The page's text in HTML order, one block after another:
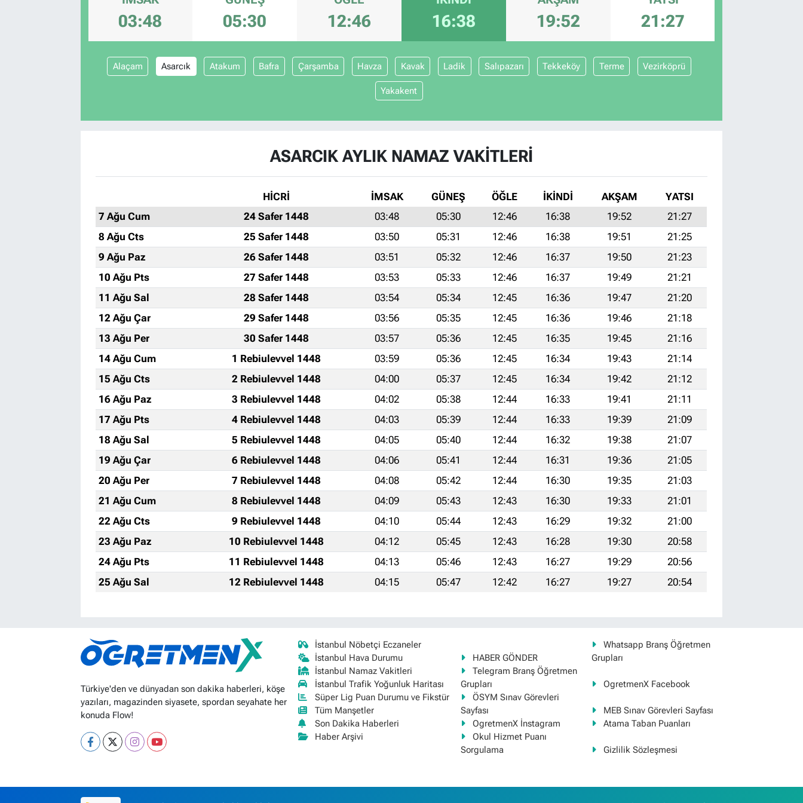
03:48 05:30 12:46 16:38 19:52 21:27
Alaçam Asarcık Atakum Bafra Çarşamba Havza Kavak Ladik Salıpazarı Tekkeköy Terme Vezirköprü
Yakakent
ASARCIK AYLIK NAMAZ VAKITLERI
HİCRİ İMSAK GÜNEŞ ÖĞLE İKINDI AKŞAM
YATSI
7 Ağu Cum
24 Safer 1448 03:48 05:30 12:46 16:38 19:52
21:27
8 Ağu Cts
25 Safer 1448 03:50 05:31 12:46 16:38 19:51
21:25
9 Ağu Paz
26 Safer 1448 03:51 05:32 12:46 16:37 19:50
21:23
10 Ağu Pts
27 Safer 1448 03:53 05:33 12:46 16:37 19:49
21:21
11 Ağu Sal
28 Safer 1448 03:54 05:34 12:45 16:36 19:47
21:20
12 Ağu Çar
29 Safer 1448 03:56 05:35 12:45 16:36 19:46
21:18
13 Ağu Per
30 Safer 1448 03:57 05:36 12:45 16:35 19:45
21:16
14 Ağu Cum
1 Rebiulevvel 1448 03:59 05:36 12:45 16:34 19:43
21:14
15 Ağu Cts
2 Rebiulevvel 1448 04:00 05:37 12:45 16:34 19:42
21:12
16 Ağu Paz
3 Rebiulevvel 1448 04:02 05:38 12:44 16:33 19:41
21:11
17 Ağu Pts
4 Rebiulevvel 1448 04:03 05:39 12:44 16:33 19:39
21:09
18 Ağu Sal
5 Rebiulevvel 1448 04:05 05:40 12:44 16:32 19:38
21:07
19 Ağu Çar
6 Rebiulevvel 1448 04:06 05:41 12:44 16:31 19:36
21:05
20 Ağu Per
7 Rebiulevvel 1448 04:08 05:42 12:44 16:30 19:35
21:03
21 Ağu Cum
8 Rebiulevvel 1448 04:09 05:43 12:43 16:30 19:33
21:01
22 Ağu Cts
9 Rebiulevvel 1448 04:10 05:44 12:43 16:29 19:32
21:00
23 Ağu Paz
10 Rebiulevvel 1448 04:12 05:45 12:43 16:28 19:30
20:58
24 Ağu Pts
11 Rebiulevvel 1448 04:13 05:46 12:43 16:27 19:29
20:56
25 Ağu Sal
12 Rebiulevvel 1448 04:15 05:47 12:42 16:27 19:27 20:54
Türkiye'den ve dünyadan son dakika haberleri, köşe
yazıları, magazinden siyasete, spordan seyahate her
konuda Flow!
İstanbul Nöbetçi Eczaneler
İstanbul Hava Durumu
İstanbul Namaz Vakitleri
İstanbul Trafik Yoğunluk Haritası
Süper Lig Puan Durumu ve Fikstür
Tüm Manşetler
Son Dakika Haberleri
Haber Arşivi
HABER GÖNDER
Whatsapp Branş Öğretmen
Grupları
Telegram Branş Öğretmen
Grupları
OgretmenX Facebook
ÖSYM Sınav Görevleri
Sayfası
MEB Sınav Görevleri Sayfası
OgretmenX İnstagram
Atama Taban Puanları
Okul Hizmet Puanı
Sorgulama
Gizlilik Sözleşmesi